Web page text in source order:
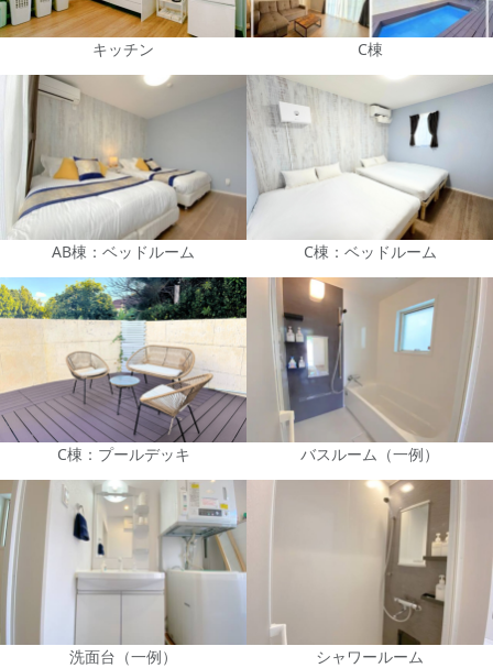
キッチン C棟
AB棟：ベッドルーム C棟：ベッドルーム
C棟：プールデッキ バスルーム（一例）
洗面台（一例） シャワールーム